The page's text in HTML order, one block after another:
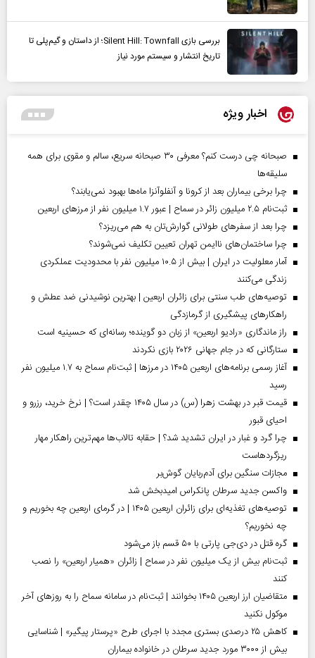
بررسی بازی Silent Hill: Townfall؛ از داستان و گیم‌پلی تا
تاریخ انتشار و سیستم مورد نیاز
اخبار ویژه
صبحانه چی درست کنم؟ معرفی ۳۰ صبحانه سریع، سالم و مقوی برای همه
سلیقه‌ها
چرا برخی بیماران بعد از کرونا و آنفلوآنزا ماه‌ها بهبود نمی‌یابند؟
ثبت‌نام ۲.۵ میلیون زائر در سماح | عبور ۱.۷ میلیون نفر از مرز‌های اربعین
چرا بعد از سفرهای طولانی گوارش‌تان به هم می‌ریزد؟
چرا ساختمان‌های ناایمن تهران تعیین تکلیف نمی‌شوند؟
آمار معلولیت در ایران | بیش از ۱۰.۵ میلیون نفر با محدودیت عملکردی
زندگی می‌کنند
توصیه‌های طب سنتی برای زائران اربعین | بهترین نوشیدنی ضد عطش و
راهکارهای پیشگیری از گرمازدگی
راز ماندگاری «رادیو اربعین» از زبان دو گوینده؛ رسانه‌ای که حسینیه است
ستارگانی که در جام جهانی ۲۰۲۶ بازی نکردند
آغاز رسمی برنامه‌های اربعین ۱۴۰۵ در مرز‌ها | ثبت‌نام سماح به ۱.۷ میلیون نفر
رسید
قیمت قبر در بهشت زهرا (س) در سال ۱۴۰۵ چقدر است؟ | نرخ خرید، رزرو و
احیای قبور
چرا گرد و غبار در ایران تشدید شد؟ | حقابه تالاب‌ها مهم‌ترین راهکار مهار
ریزگردهاست
مجازات سنگین برای آدم‌ربایان گوش‌بر
واکسن جدید سرطان پانکراس امیدبخش شد
توصیه‌های تغذیه‌ای برای زائران اربعین ۱۴۰۵ | در گرمای اربعین چه بخوریم و
چه نخوریم؟
گره قتل در دی‌جی پارتی با ۵۰ قسم باز می‌شود
ثبت‌نام بیش از یک میلیون نفر در سماح | زائران «همیار اربعین» را نصب
کنند
متقاضیان ارز اربعین ۱۴۰۵ بخوانند | ثبت‌نام در سامانه سماح را به روز‌های آخر
موکول نکنید
کاهش ۲۵ درصدی بستری مجدد با اجرای طرح «پرستار پیگیر» | شناسایی
بیش از ۳۰۰۰ مورد جدید سرطان در خانواده بیماران